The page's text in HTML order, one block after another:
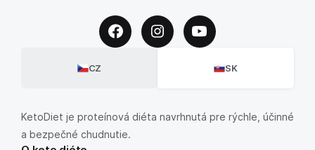
CZ SK
KetoDiet je proteínová diéta navrhnutá pre rýchle, účinné
a bezpečné chudnutie.